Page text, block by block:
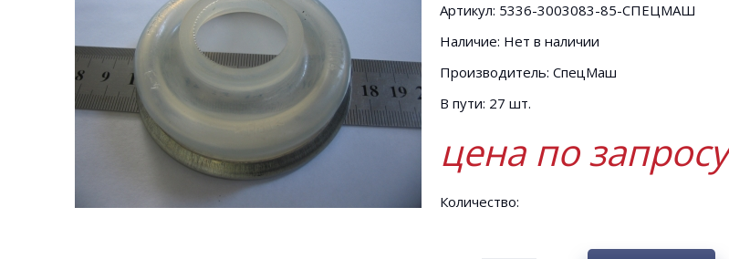
Артикул: 5336-3003083-85-СПЕЦМАШ
Наличие: Нет в наличии
Производитель: СпецМаш
В пути: 27 шт.
цена по запросу
Количество: